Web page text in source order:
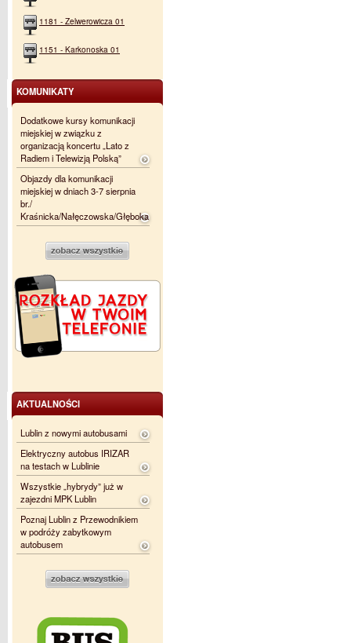
1181 - Zelwerowicza 01
1151 - Karkonoska 01
KOMUNIKATY
Dodatkowe kursy komunikacji
miejskiej w związku z
organizacją koncertu „Lato z
Radiem i Telewizją Polską”
Objazdy dla komunikacji
miejskiej w dniach 3-7 sierpnia
br./
Kraśnicka/Nałęczowska/Głęboka
AKTUALNOŚCI
Lublin z nowymi autobusami
Elektryczny autobus IRIZAR
na testach w Lublinie
Wszystkie „hybrydy” już w
zajezdni MPK Lublin
Poznaj Lublin z Przewodnikiem
w podróży zabytkowym
autobusem